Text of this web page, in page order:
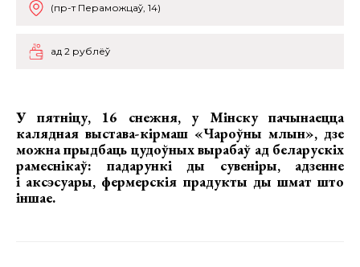
(пр-т Пераможцаў, 14)
ад 2 рублёў
У пятніцу, 16 снежня, у Мінску пачынаецца
калядная выстава-кірмаш «Чароўны млын», дзе
можна прыдбаць цудоўных вырабаў ад беларускіх
рамеснікаў: падарункі ды сувеніры, адзенне
і аксэсуары, фермерскія прадукты ды шмат што
іншае.